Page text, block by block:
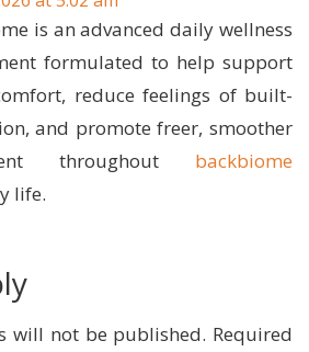
is an advanced daily wellness
formulated to help support
reduce feelings of built-
and promote freer, smoother
throughout backbiome
life.
will not be published. Required